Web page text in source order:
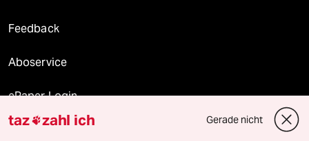
Feedback
Aboservice
ePaper Login
Downloads für Abonnierende
taz zahl ich Gerade nicht